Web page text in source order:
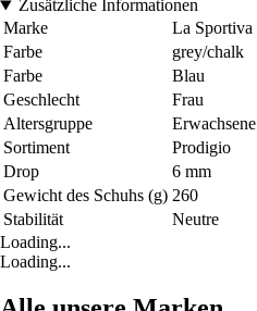
Zusätzliche Informationen
Marke
La Sportiva
Farbe
grey/chalk
Farbe
Blau
Geschlecht
Frau
Altersgruppe
Erwachsene
Sortiment
Prodigio
Drop
6 mm
Gewicht des Schuhs (g) 260
Stabilität
Neutre
Loading...
Loading...